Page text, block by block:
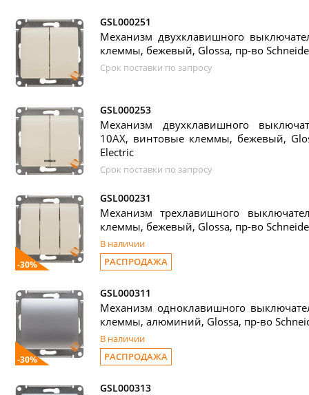
GSL000251
Механизм двухклавишного
клеммы, бежевый, Glossa, пр-во
Срок поставки по запросу
GSL000253
Механизм двухклавишного
10АХ, винтовые клеммы, бежевый,
Electric
Срок поставки по запросу
-30%
GSL000231
Механизм трехлавишного
клеммы, бежевый, Glossa, пр-во
В наличии
РАСПРОДАЖА
-30%
GSL000311
Механизм одноклавишного
клеммы, алюминий, Glossa, пр-во
В наличии
РАСПРОДАЖА
GSL000313